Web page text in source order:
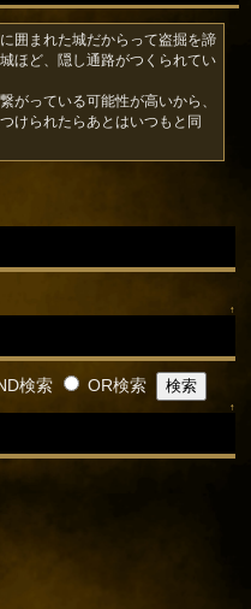
囲まれた城だからって盗掘を諦
ほど、隠し通路がつくられてい
がっている可能性が高いから、
けられたらあとはいつもと同
↑
検索 OR検索
↑